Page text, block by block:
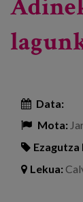
Data:
Mota:
Lekua: